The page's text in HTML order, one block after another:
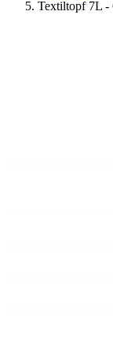
Textiltopf 7L -